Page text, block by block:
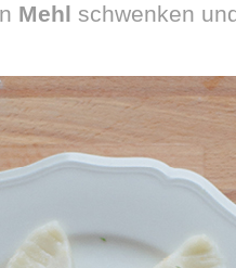
Mehl schwenken